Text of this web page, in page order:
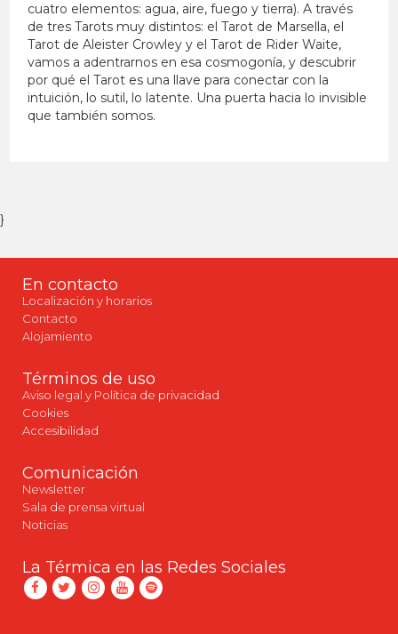
cuatro elementos: agua, aire, fuego y tierra). A través
de tres Tarots muy distintos: el Tarot de Marsella, el
Tarot de Aleister Crowley y el Tarot de Rider Waite,
vamos a adentrarnos en esa cosmogonía, y descubrir
por qué el Tarot es una llave para conectar con la
intuición, lo sutil, lo latente. Una puerta hacia lo invisible
que también somos.
}
En contacto
Localización y horarios
Contacto
Alojamiento
Términos de uso
Aviso legal y Política de privacidad
Cookies
Accesibilidad
Comunicación
Newsletter
Sala de prensa virtual
Noticias
La Térmica en las Redes Sociales